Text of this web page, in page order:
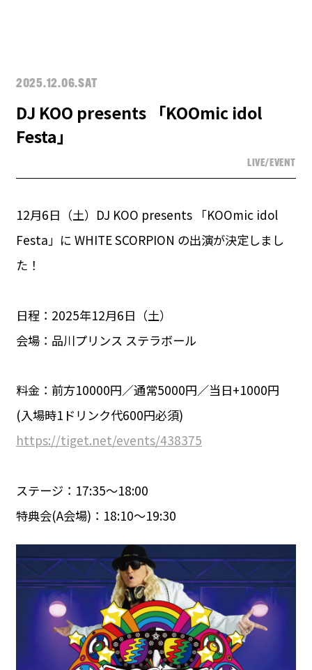
2025.12.06.SAT
DJ KOO presents 「KOOmic idol
Festa」
LIVE/EVENT
12月6日（土）DJ KOO presents 「KOOmic idol
Festa」に WHITE SCORPION の出演が決定しまし
た！
日程：2025年12月6日（土）
会場：品川プリンス ステラボール
料金：前方10000円／通常5000円／当日+1000円
(入場時1ドリンク代600円必須)
https://tiget.net/events/438375
ステージ：17:35〜18:00
特典会(A会場)：18:10〜19:30